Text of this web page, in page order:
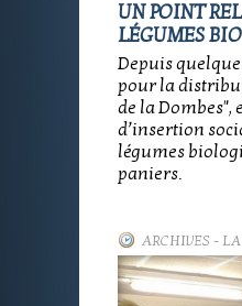
UN POINT
LÉGUMES BIO
Depuis
pour la
de la
d’insertion
légumes
paniers.
ARCHIVES - LA